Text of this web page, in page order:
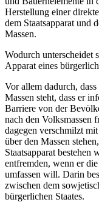
Herstellung einer
dem Staatsapparat und
Massen.
Wodurch unterscheidet
Apparat eines
Vor allem dadurch,
Massen steht, dass er
Barriere von der
nach den Volksmassen
dagegen verschmilzt
über den Massen
Staatsapparat bestehen
entfremden, wenn er
umfassen will. Darin
zwischen dem
bürgerlichen Staates.